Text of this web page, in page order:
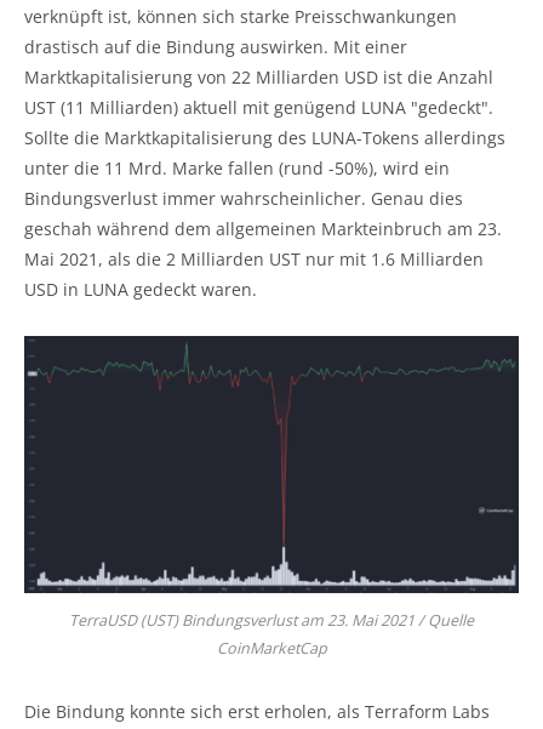
verknüpft ist, können sich starke Preisschwankungen
drastisch auf die Bindung auswirken. Mit einer
Marktkapitalisierung von 22 Milliarden USD ist die Anzahl
UST (11 Milliarden) aktuell mit genügend LUNA "gedeckt".
Sollte die Marktkapitalisierung des LUNA-Tokens allerdings
unter die 11 Mrd. Marke fallen (rund -50%), wird ein
Bindungsverlust immer wahrscheinlicher. Genau dies
geschah während dem allgemeinen Markteinbruch am 23.
Mai 2021, als die 2 Milliarden UST nur mit 1.6 Milliarden
USD in LUNA gedeckt waren.
TerraUSD (UST) Bindungsverlust am 23. Mai 2021 / Quelle
CoinMarketCap
Die Bindung konnte sich erst erholen, als Terraform Labs